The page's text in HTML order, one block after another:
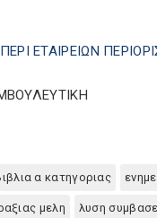
ΕΤΑΙΡΕΙΩΝ
α κατηγοριας
μελη λυση